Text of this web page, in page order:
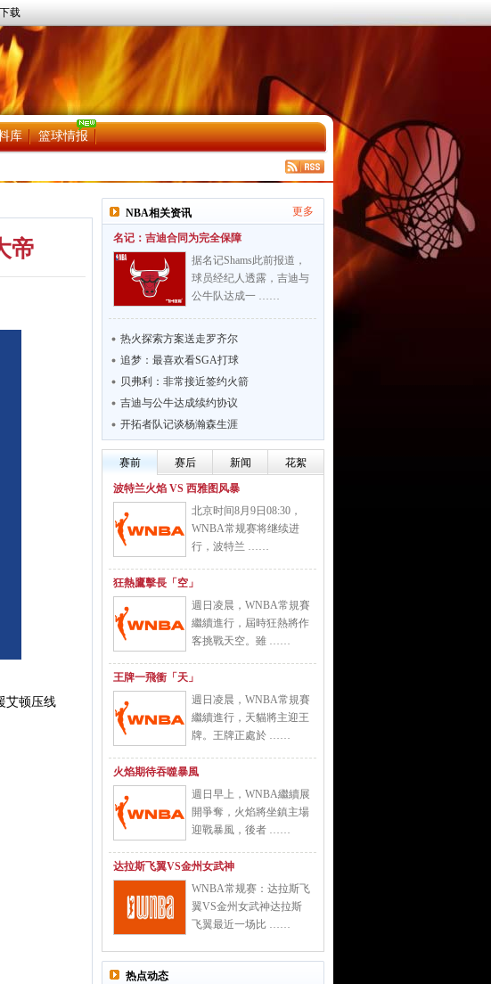
载
库 篮球情报
帝
艾顿压线
NBA相关资讯 更多
名记：吉迪合同为完全保障
据名记Shams此前报道，
球员经纪人透露，吉迪与
公牛队达成一 ……
热火探索方案送走罗齐尔
追梦：最喜欢看SGA打球
贝弗利：非常接近签约火箭
吉迪与公牛达成续约协议
开拓者队记谈杨瀚森生涯
赛前 赛后 新闻 花絮
波特兰火焰 VS 西雅图风暴
北京时间8月9日08:30，
WNBA常规赛将继续进
行，波特兰 ……
狂熱鷹擊長「空」
週日凌晨，WNBA常規賽
繼續進行，屆時狂熱將作
客挑戰天空。雖 ……
王牌一飛衝「天」
週日凌晨，WNBA常規賽
繼續進行，天貓將主迎王
牌。王牌正處於 ……
火焰期待吞噬暴風
週日早上，WNBA繼續展
開爭奪，火焰將坐鎮主場
迎戰暴風，後者 ……
达拉斯飞翼VS金州女武神
WNBA常规赛：达拉斯飞
翼VS金州女武神达拉斯
飞翼最近一场比 ……
热点动态